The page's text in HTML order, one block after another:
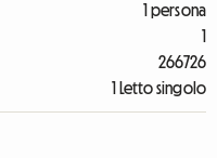
1 persona
1
266726
1 Letto singolo